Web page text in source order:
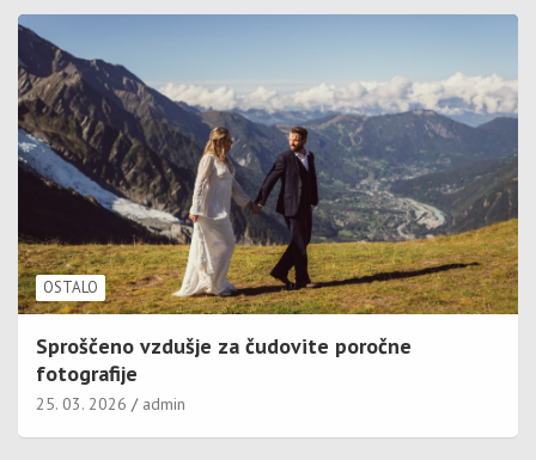
OSTALO
Sproščeno vzdušje za čudovite poročne
fotografije
25. 03. 2026 admin